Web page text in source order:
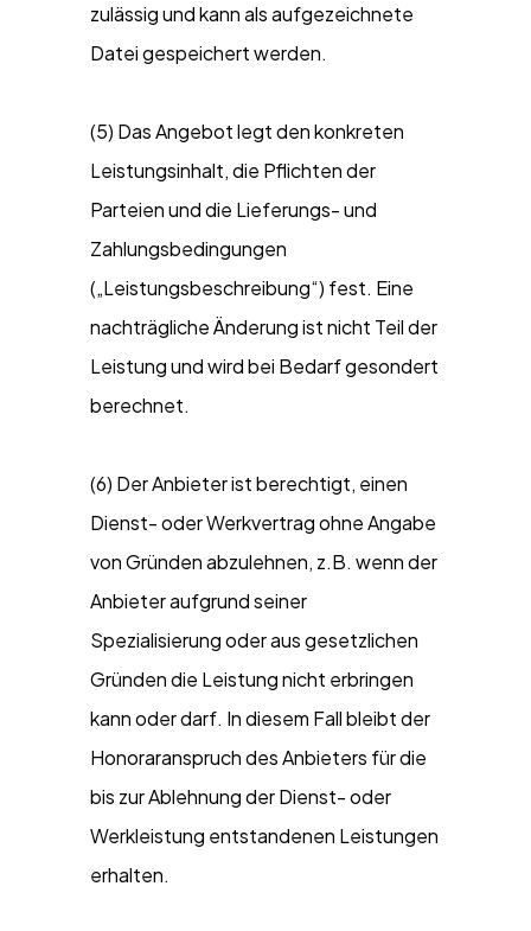
zulässig und kann als aufgezeichnete
Datei gespeichert werden.
(5) Das Angebot legt den konkreten
Leistungsinhalt, die Pflichten der
Parteien und die Lieferungs- und
Zahlungsbedingungen
(„Leistungsbeschreibung“) fest. Eine
nachträgliche Änderung ist nicht Teil der
Leistung und wird bei Bedarf gesondert
berechnet.
(6) Der Anbieter ist berechtigt, einen
Dienst- oder Werkvertrag ohne Angabe
von Gründen abzulehnen, z.B. wenn der
Anbieter aufgrund seiner
Spezialisierung oder aus gesetzlichen
Gründen die Leistung nicht erbringen
kann oder darf. In diesem Fall bleibt der
Honoraranspruch des Anbieters für die
bis zur Ablehnung der Dienst- oder
Werkleistung entstandenen Leistungen
erhalten.